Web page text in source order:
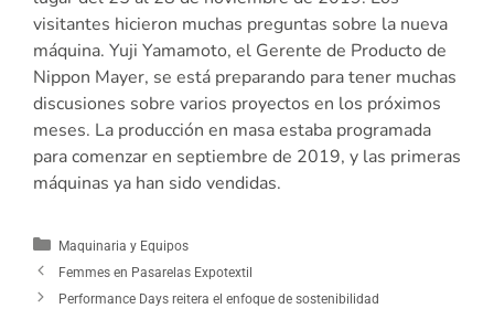
visitantes hicieron muchas preguntas sobre la nueva
máquina. Yuji Yamamoto, el Gerente de Producto de
Nippon Mayer, se está preparando para tener muchas
discusiones sobre varios proyectos en los próximos
meses. La producción en masa estaba programada
para comenzar en septiembre de 2019, y las primeras
máquinas ya han sido vendidas.
Maquinaria y Equipos
Femmes en Pasarelas Expotextil
Performance Days reitera el enfoque de sostenibilidad